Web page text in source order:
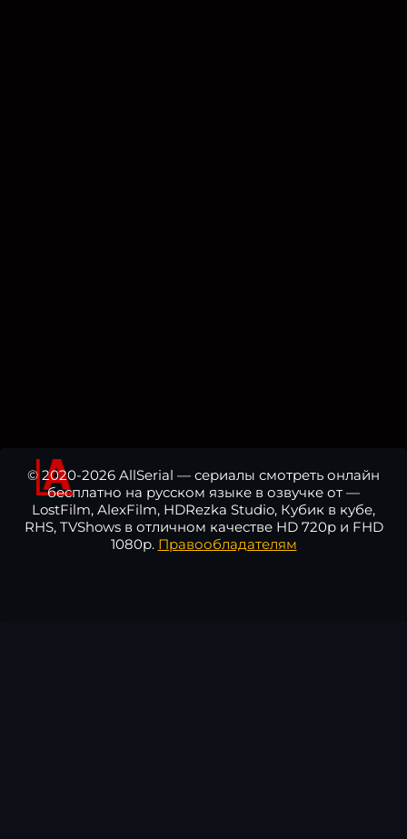
© 2020-2026 AllSerial — сериалы смотреть онлайн
бесплатно на русском языке в озвучке от —
LostFilm, AlexFilm, HDRezka Studio, Кубик в кубе,
RHS, TVShows в отличном качестве HD 720p и FHD
1080p. Правообладателям